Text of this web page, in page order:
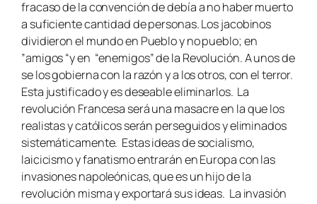
fracaso de la convención de debía a no haber muerto
a suficiente cantidad de personas. Los jacobinos
dividieron el mundo en Pueblo y no pueblo; en
”amigos “y en “enemigos” de la Revolución. A unos de
se los gobierna con la razón y a los otros, con el terror.
Esta justificado y es deseable eliminarlos. La
revolución Francesa será una masacre en la que los
realistas y católicos serán perseguidos y eliminados
sistemáticamente. Estas ideas de socialismo,
laicicismo y fanatismo entrarán en Europa con las
invasiones napoleónicas, que es un hijo de la
revolución misma y exportará sus ideas. La invasión